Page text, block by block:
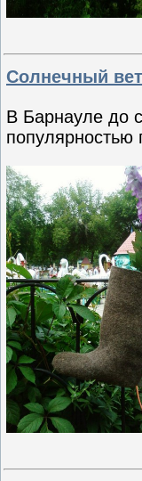
Солнечный
В Барнауле до
популярностью